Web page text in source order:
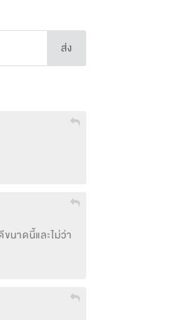
ส่ง
นาดนี้และไม่ว่า